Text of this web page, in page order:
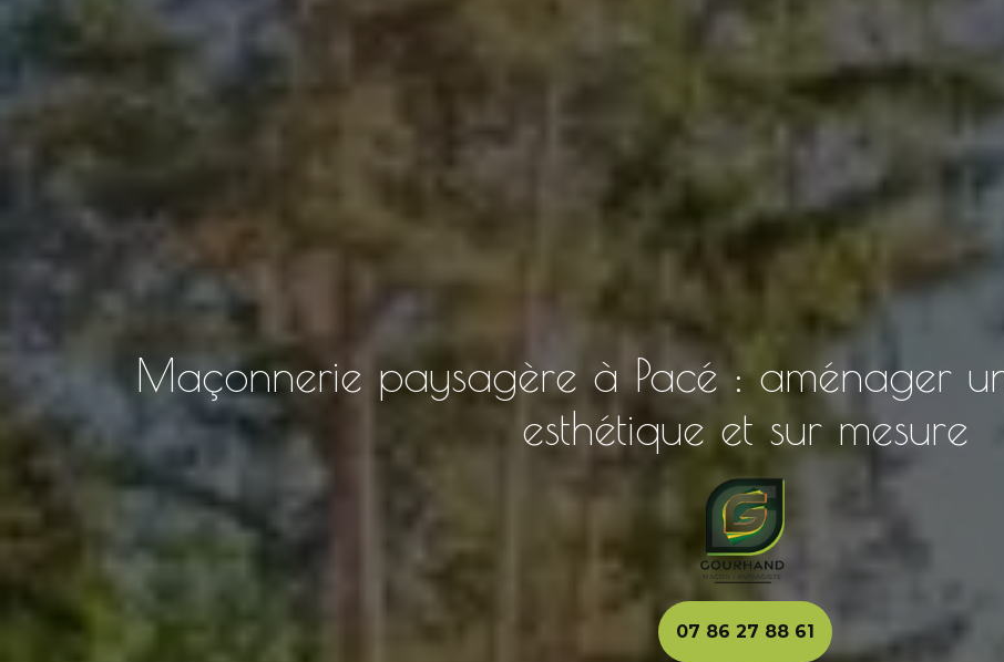
Maçonnerie paysagère à Pacé : aménager
esthétique et sur mesure
07 86 27 88 61